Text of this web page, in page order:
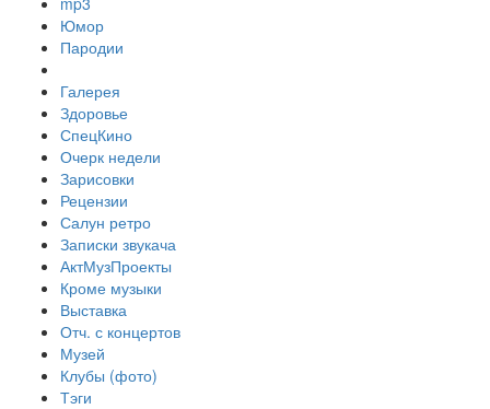
Юмор
Пародии
Галерея
Здоровье
СпецКино
Очерк недели
Зарисовки
Рецензии
Салун ретро
Записки звукача
АктМузПроекты
Кроме музыки
Выставка
Отч. с концертов
Музей
Клубы (фото)
Тэги